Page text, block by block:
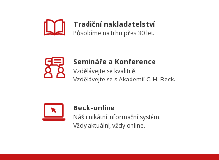
Tradiční nakladatelství
Působíme na trhu přes 30 let.
Semináře a Konference
Vzdělávejte se kvalitně.
Vzdělávejte se s Akademií C. H. Beck.
Beck-online
Náš unikátní informační systém.
Vždy aktuální, vždy online.